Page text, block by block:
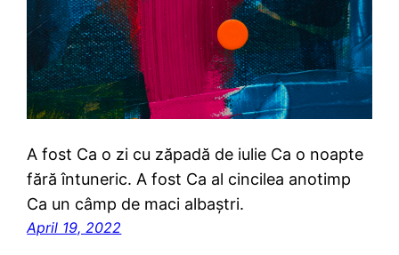
A fost Ca o zi cu zăpadă de iulie Ca o noapte
fără întuneric. A fost Ca al cincilea anotimp
Ca un câmp de maci albaștri.
April 19, 2022